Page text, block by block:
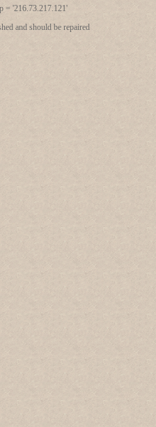
= '216.73.217.121'
and should be repaired